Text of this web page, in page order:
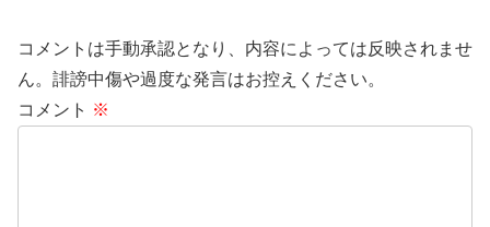
コメントは手動承認となり、内容によっては反映されませ
ん。誹謗中傷や過度な発言はお控えください。
コメント ※